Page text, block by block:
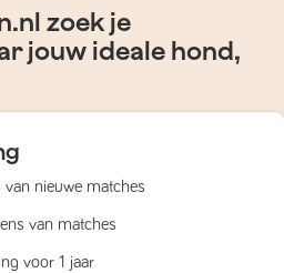
zoek je
jouw ideale hond,
nieuwe matches
van matches
voor 1 jaar